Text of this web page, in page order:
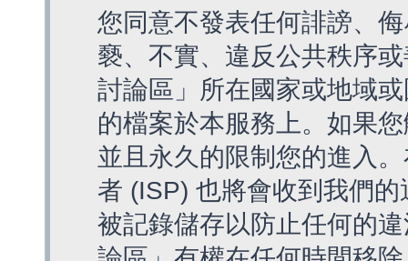
您同意不發表任何誹謗、
褻、不實、違反公共秩序
討論區」所在國家或地域
的檔案於本服務上。如果
並且永久的限制您的進入
者 (ISP) 也將會收到我們
被記錄儲存以防止任何的